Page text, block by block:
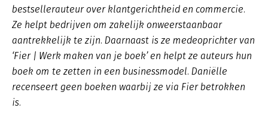
bestsellerauteur over klantgerichtheid en commercie.
Ze helpt bedrijven om zakelijk onweerstaanbaar
aantrekkelijk te zijn. Daarnaast is ze medeoprichter van
‘Fier | Werk maken van je boek’ en helpt ze auteurs hun
boek om te zetten in een businessmodel. Daniëlle
recenseert geen boeken waarbij ze via Fier betrokken
is.